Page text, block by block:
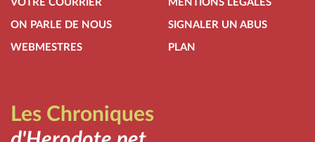
VOTRE COURRIER
ON PARLE DE NOUS
WEBMESTRES
MENTIONS LÉGALES
SIGNALER UN ABUS
PLAN
Les Chroniques